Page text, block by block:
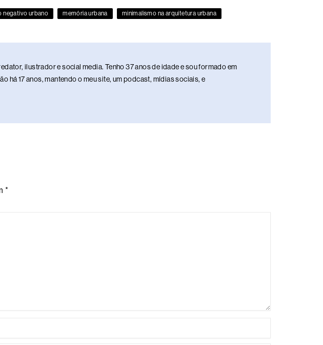
negativo urbano memória urbana
minimalismo na arquitetura urbana
ilustrador e social media. Tenho 37 anos de idade e sou formado em
há 17 anos, mantendo o meu site, um podcast, mídias sociais, e
*